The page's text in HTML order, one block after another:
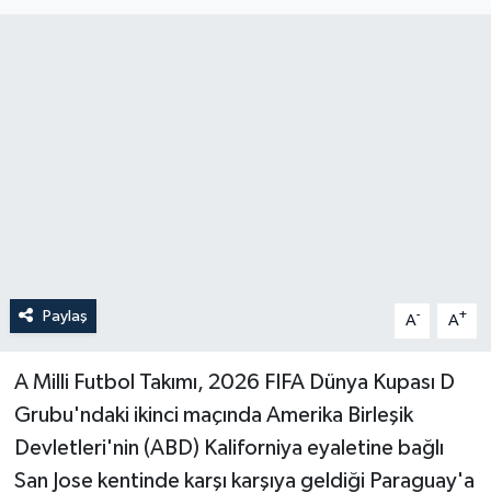
Paylaş A- A+
A Milli Futbol Takımı, 2026 FIFA Dünya Kupası D
Grubu'ndaki ikinci maçında Amerika Birleşik
Devletleri'nin (ABD) Kaliforniya eyaletine bağlı
San Jose kentinde karşı karşıya geldiği Paraguay'a